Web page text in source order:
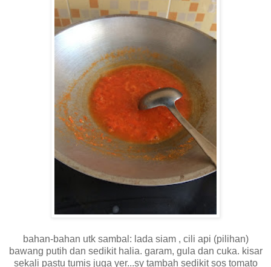
bahan-bahan utk sambal: lada siam , cili api (pilihan)
bawang putih dan sedikit halia. garam, gula dan cuka. kisar
sekali pastu tumis juga yer...sy tambah sedikit sos tomato